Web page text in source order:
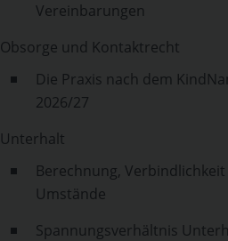
Vereinbarungen
Obsorge und Kontaktrecht
Die Praxis nach dem
2026/27
Unterhalt
Berechnung,
Umstände
Spannungsverhältnis